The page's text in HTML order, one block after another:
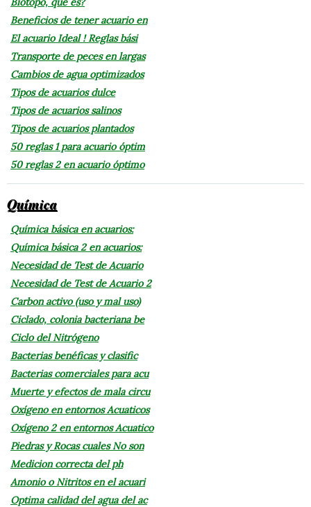
Beneficios de tener acuario en
El acuario Ideal ! Reglas bási
Transporte de peces en largas
Cambios de agua optimizados
Tipos de acuarios dulce
Tipos de acuarios salinos
Tipos de acuarios plantados
50 reglas 1 para acuario óptim
50 reglas 2 en acuario óptimo
Química
Química básica en acuarios:
Química básica 2 en acuarios:
Necesidad de Test de Acuario
Necesidad de Test de Acuario 2
Carbon activo (uso y mal uso)
Ciclado, colonia bacteriana be
Ciclo del Nitrógeno
Bacterias benéficas y clasific
Bacterias comerciales para acu
Muerte y efectos de mala circu
Oxígeno en entornos Acuaticos
Oxígeno 2 en entornos Acuatico
Piedras y Rocas cuales No son
Medicion correcta del ph
Amonio o Nitritos en el acuari
Optima calidad del agua del ac